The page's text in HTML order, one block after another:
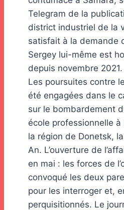
Telegram de la
district industriel de la
satisfait à la demande
Sergey lui-même est
depuis novembre 2021.
Les poursuites contre
été engagées dans le
sur le bombardement
école professionnelle
la région de Donetsk,
An. L’ouverture de
en mai : les forces de
convoqué les deux
pour les interroger et,
perquisitionnés. Le